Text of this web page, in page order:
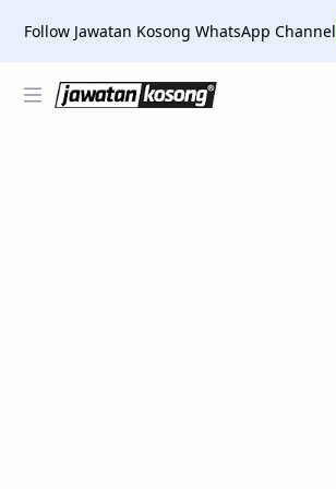
Follow Jawatan Kosong WhatsApp Channel